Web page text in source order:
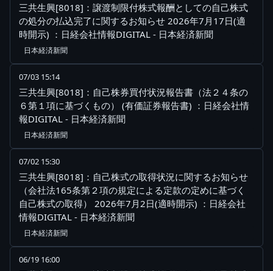
三共生興[8018]：譲渡制限付株式報酬としての自己株式
の処分の払込完了に関するお知らせ 2026年7月17日(適
時開示) ：日経会社情報DIGITAL - 日本経済新聞
日本経済新聞
07/03 15:14
三共生興[8018]：自己株券買付状況報告書（法２４条の
６第１項に基づくもの） (有価証券報告書) ：日経会社情
報DIGITAL - 日本経済新聞
日本経済新聞
07/02 15:30
三共生興[8018]：自己株式の取得状況に関するお知らせ
（会社法165条第２項の規定による定款の定めに基づく
自己株式の取得） 2026年7月2日(適時開示) ：日経会社
情報DIGITAL - 日本経済新聞
日本経済新聞
06/19 16:00